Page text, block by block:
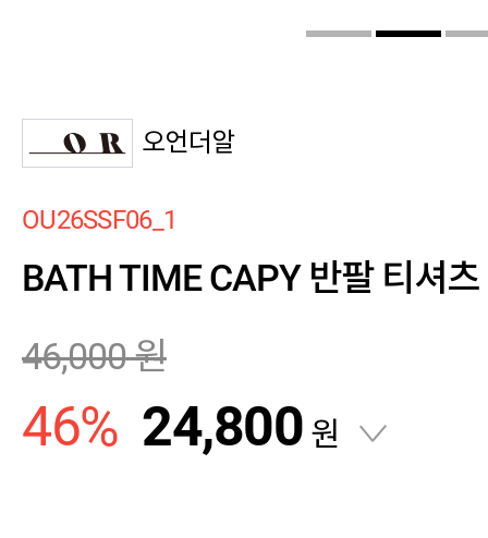
오언더알
OU26SSF06_1
BATH TIME CAPY 반팔 티셔
46,000원
46% 24,800 원